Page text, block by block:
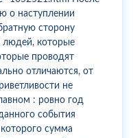
о наступлении
сторону
которые
проводят
отличаются, от
не
: ровно год
события
сумма